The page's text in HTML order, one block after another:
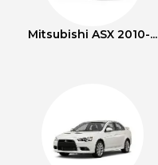
Mitsubishi ASX 2010-...